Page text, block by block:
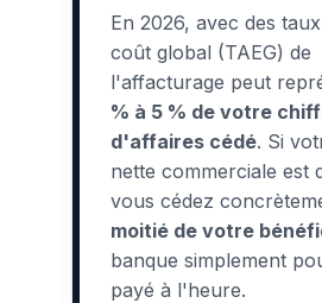
En 2026, avec des
coût global (TAEG) de
l'affacturage peut
% à 5 % de votre
d'affaires cédé. Si
nette commerciale est
vous cédez
moitié de votre
banque simplement
payé à l'heure.